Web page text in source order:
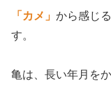
「カメ」 から感じ
す。
亀は、長い年月を